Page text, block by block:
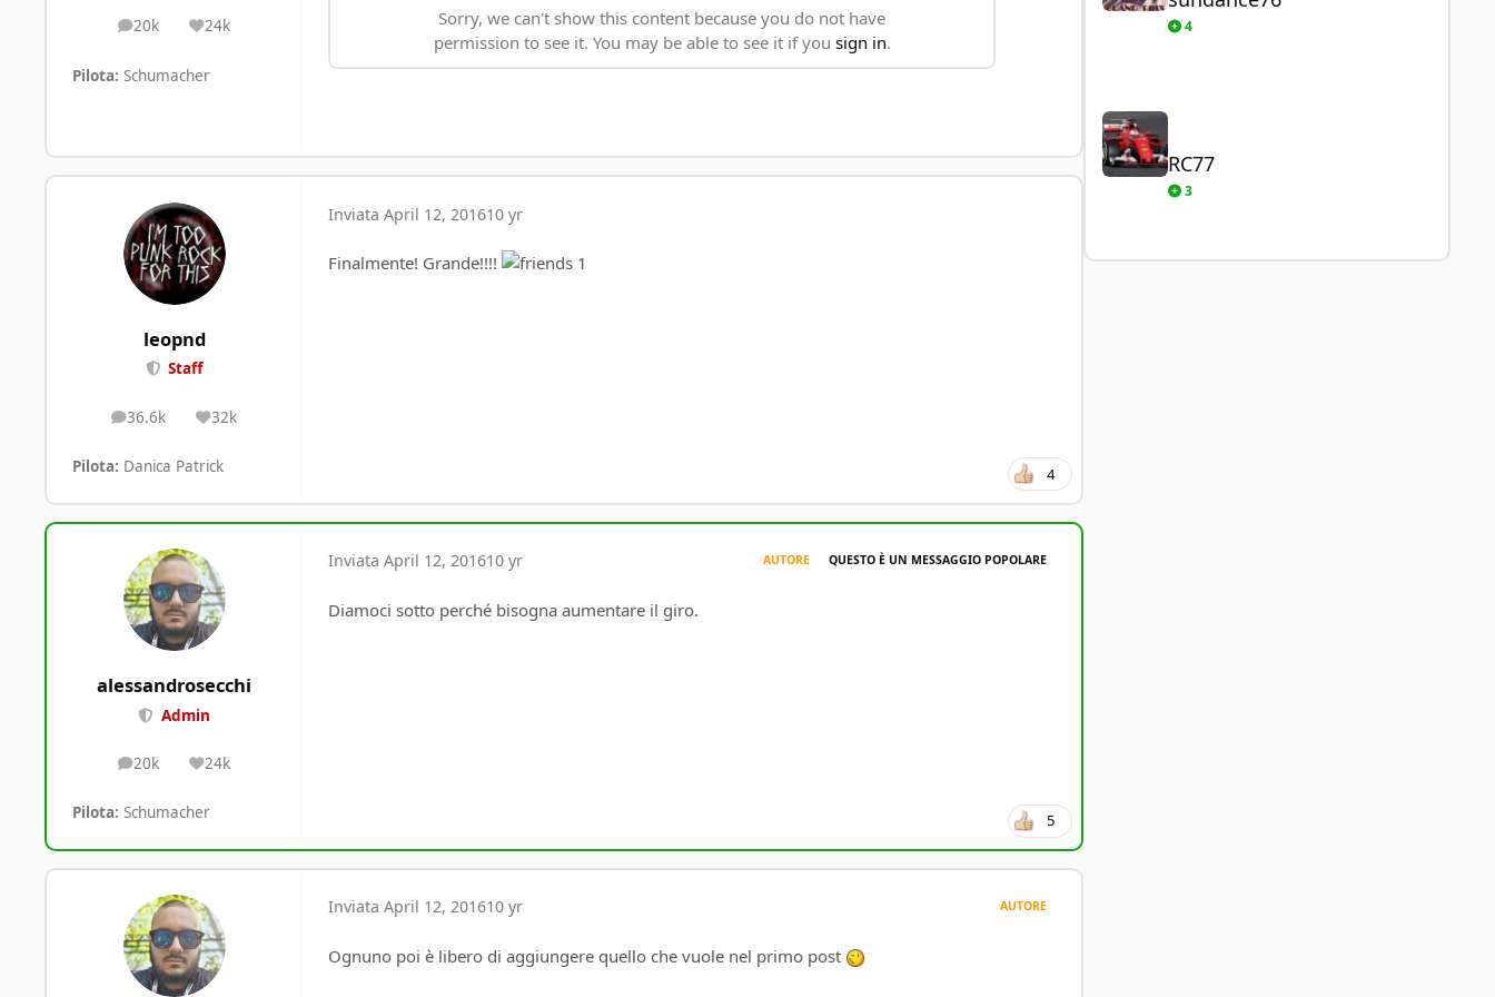
20k
posts 24k
Reputation
Pilota: Schumacher
leopnd
Staff
36.6k
posts 32k
Reputation
Pilota: Danica Patrick
Inviata April 12, 201610 yr
Finalmente! Grande!!!!
4
alessandrosecchi
Admin
20k
posts 24k
Reputation
Pilota: Schumacher
Inviata April 12, 201610 yr AUTORE QUESTO È UN MESSAGGIO POPOLARE
Diamoci sotto perché bisogna aumentare il giro.
5
Inviata April 12, 201610 yr AUTORE
Ognuno poi è libero di aggiungere quello che vuole nel primo post
4
RC77
3